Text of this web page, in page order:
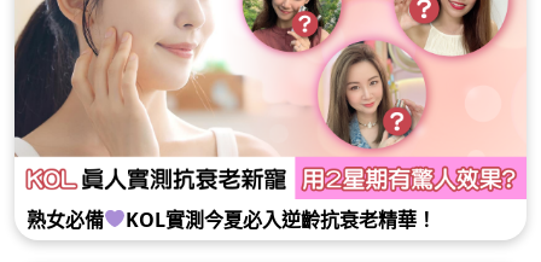
熟女必備 KOL實測今夏必入逆齡抗衰老精華！